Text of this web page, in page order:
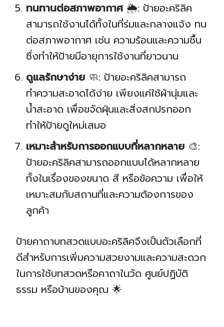
ทนทานต่อสภาพอากาศ🌦️: ป้ายอะคริลิค
สามารถใช้งานได้ทั้งในที่ร่มและกลางแจ้ง ทน
ต่อสภาพอากาศ เช่น ความร้อนและความชื้น
ซึ่งทำให้ป้ายมีอายุการใช้งานที่ยาวนาน
ดูแลรักษาง่าย 🧼: ป้ายอะคริลิคสามารถ
ทำความสะอาดได้ง่าย เพียงแค่ใช้ผ้านุ่มและ
น้ำสะอาด เพื่อขจัดฝุ่นและสิ่งสกปรกออก
ทำให้ป้ายดูใหม่เสมอ
เหมาะสำหรับการออกแบบที่หลากหลาย 🎨:
ป้ายอะคริลิคสามารถออกแบบได้หลากหลาย
ทั้งในเรื่องของขนาด สี หรือข้อความ เพื่อให้
เหมาะสมกับสถานที่และความต้องการของ
ลูกค้า
ป้ายคาถาบทสวดแบบอะคริลิคจึงเป็นตัวเลือกที่
ดีสำหรับการเพิ่มความสวยงามและความสะดวก
ในการใช้บทสวดหรือคาถาในวัด ศูนย์ปฏิบัติ
ธรรม หรือบ้านของคุณ 🌟